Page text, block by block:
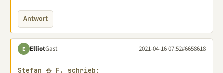
Antwort
E ElliotGast 2021-04-16 07:52#6658618
Stefan ⛄ F. schrieb: